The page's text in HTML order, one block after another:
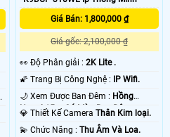
Giá Bán: 1,800,000 ₫
Giá gốc: 2,100,000 ₫
️👀 Độ Phân giải :2K Lite .
🌠 Trang Bị Công Nghệ : IP Wifi.
🌙 Xem Được Ban Đêm : Hồng
Ngoại 15m Có Màu Ban Ðêm.
💎 Thiết Kế CameraThân Kim loại.
️💫 Chức Năng :Thu Âm Và Loa.